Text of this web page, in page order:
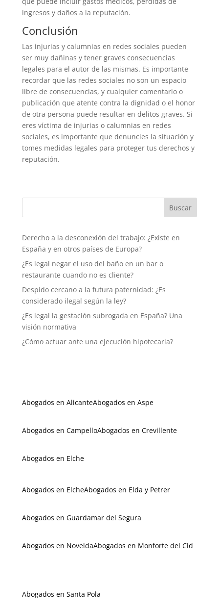
ingresos y daños a la reputación.
Conclusión
Las injurias y calumnias en redes sociales pueden
ser muy dañinas y tener graves consecuencias
legales para el autor de las mismas. Es importante
recordar que las redes sociales no son un espacio
libre de consecuencias, y cualquier comentario o
publicación que atente contra la dignidad o el honor
de otra persona puede resultar en delitos graves. Si
eres víctima de injurias o calumnias en redes
sociales, es importante que denuncies la situación y
tomes medidas legales para proteger tus derechos y
reputación.
Derecho a la desconexión del trabajo: ¿Existe en
España y en otros países de Europa?
¿Es legal negar el uso del baño en un bar o
restaurante cuando no es cliente?
Despido cercano a la futura paternidad: ¿Es
considerado ilegal según la ley?
¿Es legal la gestación subrogada en España? Una
visión normativa
¿Cómo actuar ante una ejecución hipotecaria?
Abogados en AlicanteAbogados en Aspe
Abogados en CampelloAbogados en Crevillente
Abogados en Elche
Abogados en ElcheAbogados en Elda y Petrer
Abogados en Guardamar del Segura
Abogados en NoveldaAbogados en Monforte del Cid
Abogados en Santa Pola